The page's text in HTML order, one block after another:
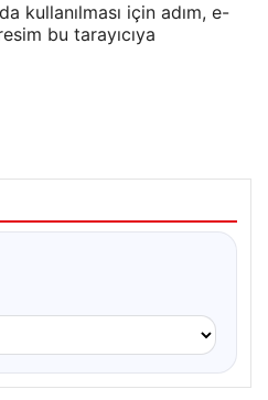
kullanılması için adım, e-
bu tarayıcıya